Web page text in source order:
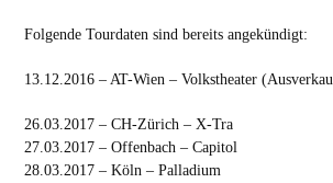
Folgende Tourdaten sind bereits angekündigt:
13.12.2016 – AT-Wien – Volkstheater
26.03.2017 – CH-Zürich – X-Tra
27.03.2017 – Offenbach – Capitol
28.03.2017 – Köln – Palladium